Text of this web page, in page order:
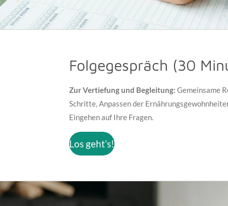
Folgegespräch (30
Zur Vertiefung und Begleitung: Gemeinsame
Schritte, Anpassen der
Eingehen auf Ihre Fragen.
Los geht’s!